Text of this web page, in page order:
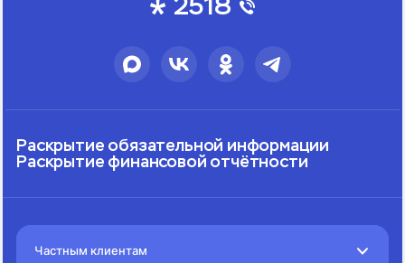
Раскрытие обязательной информации
Раскрытие финансовой отчётности
Частным клиентам